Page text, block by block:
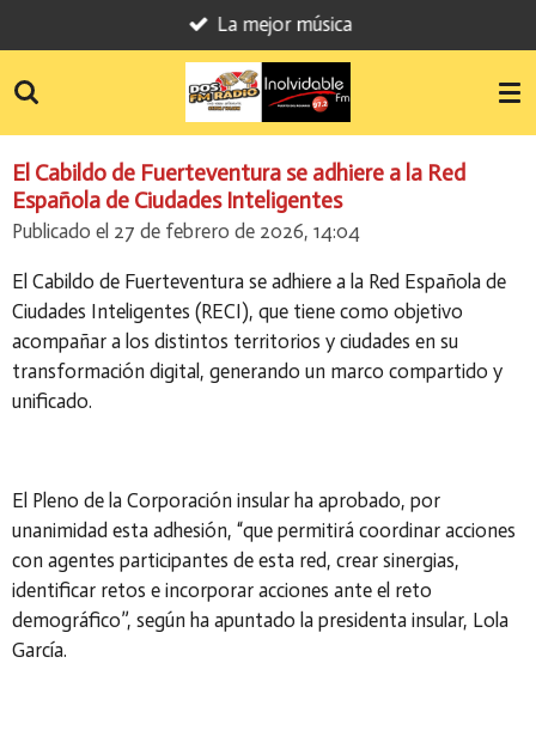
al
contenido
La mejor música
El Cabildo de Fuerteventura se adhiere a la Red
Española de Ciudades Inteligentes
Publicado el 27 de febrero de 2026, 14:04
El Cabildo de Fuerteventura se adhiere a la Red Española de
Ciudades Inteligentes (RECI), que tiene como objetivo
acompañar a los distintos territorios y ciudades en su
transformación digital, generando un marco compartido y
unificado.
El Pleno de la Corporación insular ha aprobado, por
unanimidad esta adhesión, “que permitirá coordinar acciones
con agentes participantes de esta red, crear sinergias,
identificar retos e incorporar acciones ante el reto
demográfico”, según ha apuntado la presidenta insular, Lola
García.